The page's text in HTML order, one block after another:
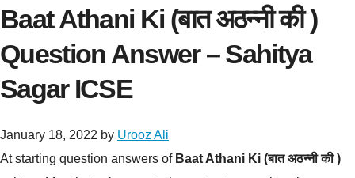
Baat Athani Ki (बात अठन्नी की )
Question Answer – Sahitya
Sagar ICSE
January 18, 2022 by Urooz Ali
At starting question answers of Baat Athani Ki (बात अठन्नी की )